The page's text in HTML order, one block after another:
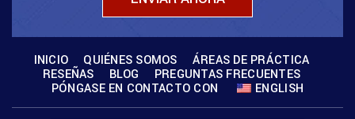
INICIO QUIÉNES SOMOS
ÁREAS DE PRÁCTICA
RESEÑAS
BLOG
PREGUNTAS FRECUENTES
PÓNGASE EN CONTACTO CON
ENGLISH